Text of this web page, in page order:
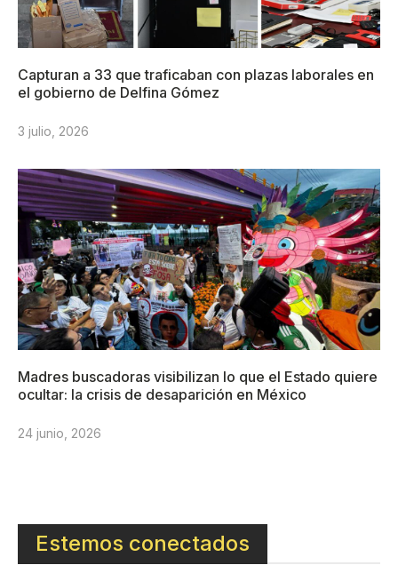
Capturan a 33 que traficaban con plazas laborales en
el gobierno de Delfina Gómez
3 julio, 2026
Madres buscadoras visibilizan lo que el Estado quiere
ocultar: la crisis de desaparición en México
24 junio, 2026
Estemos conectados